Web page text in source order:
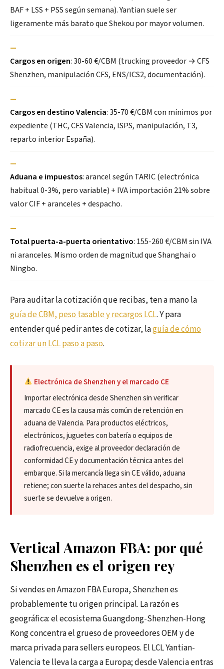
BAF + LSS + PSS según semana). Yantian suele ser
ligeramente más barato que Shekou por mayor volumen.
—
Cargos en origen: 30-60 €/CBM (trucking proveedor → CFS
Shenzhen, manipulación CFS, ENS/ICS2, documentación).
—
Cargos en destino Valencia: 35-70 €/CBM con mínimos por
expediente (THC, CFS Valencia, ISPS, manipulación, T3,
reparto interior España).
—
Aduana e impuestos: arancel según TARIC (electrónica
habitual 0-3%, pero variable) + IVA importación 21% sobre
valor CIF + aranceles + despacho.
—
Total puerta-a-puerta orientativo: 155-260 €/CBM sin IVA
ni aranceles. Mismo orden de magnitud que Shanghai o
Ningbo.
Para auditar la cotización que recibas, ten a mano la
guía de CBM, peso tasable y recargos LCL. Y para
entender qué pedir antes de cotizar, laguía de cómo
cotizar un LCL paso a paso.
Electrónica de Shenzhen y el marcado CE
Importar electrónica desde Shenzhen sin verificar
marcado CE es la causa más común de retención en
aduana de Valencia. Para productos eléctricos,
electrónicos, juguetes con batería o equipos de
radiofrecuencia, exige al proveedor declaración de
conformidad CE y documentación técnica antes del
embarque. Si la mercancía llega sin CE válido, aduana
retiene; con suerte la rehaces antes del despacho, sin
suerte se devuelve a origen.
Vertical Amazon FBA: por qué
Shenzhen es el origen rey
Si vendes en Amazon FBA Europa, Shenzhen es
probablemente tu origen principal. La razón es
geográfica: el ecosistema Guangdong-Shenzhen-Hong
Kong concentra el grueso de proveedores OEM y de
marca privada para sellers europeos. El LCL Yantian-
Valencia te lleva la carga a Europa; desde Valencia entras